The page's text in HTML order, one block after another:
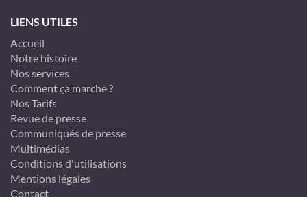
LIENS UTILES
Accueil
Notre histoire
Nos services
Comment ça marche ?
Nos Tarifs
Revue de presse
Communiqués de presse
Multimédias
Conditions d'utilisations
Mentions légales
Contact